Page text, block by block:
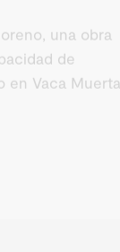
una obra
de
Vaca Muerta.